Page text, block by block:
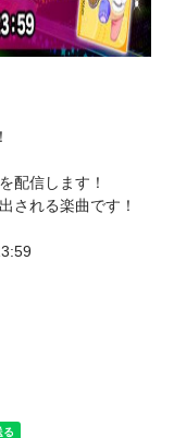
配信します！
される楽曲です！